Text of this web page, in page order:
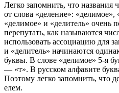
Легко запомнить, что названия
от слова «деление»: «делимое»,
«делимое» и «делитель»
перепутать, как называются
использовать ассоциацию для
и «делитель» начинаются
буквы. В слове «делимое» 5-я
— «т». В русском алфавите
Поэтому легко запомнить, что
елем.